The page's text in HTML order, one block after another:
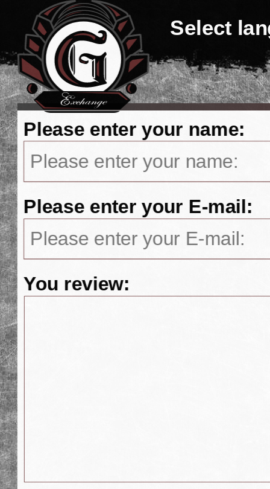
Select
Please enter your name:
Please enter your E-mail:
You review: